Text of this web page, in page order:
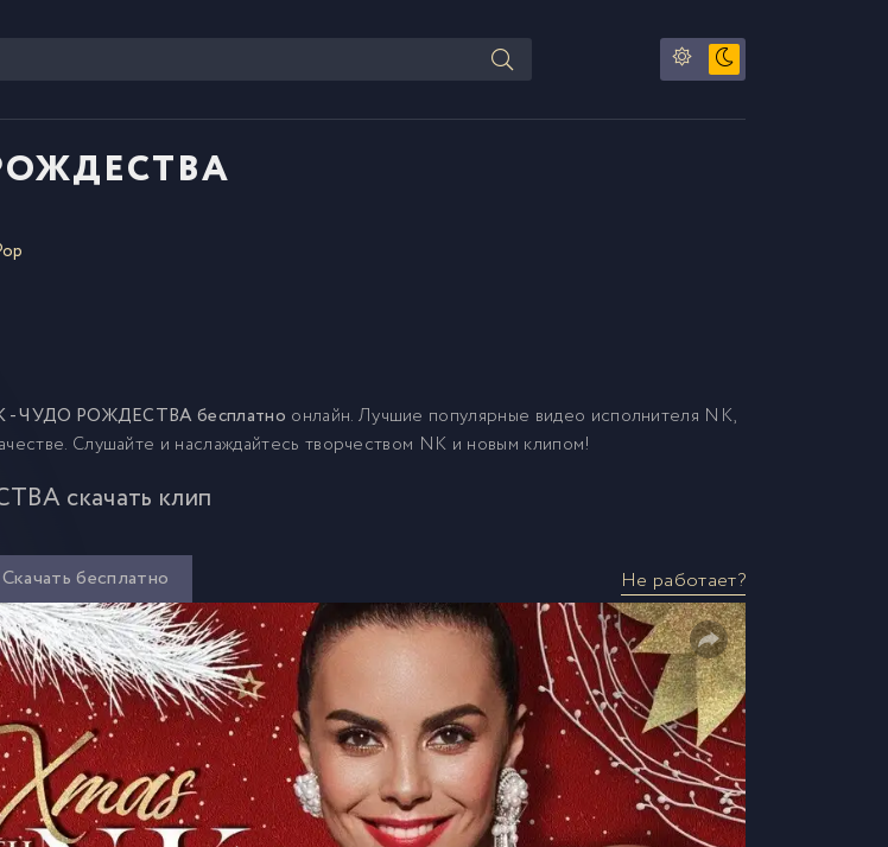
- ЧУДО РОЖДЕСТВА бесплатно онлайн. Лучшие популярные видео исполнителя NK,
Слушайте и наслаждайтесь творчеством NK и новым клипом!
скачать клип
Скачать бесплатно Не работает?